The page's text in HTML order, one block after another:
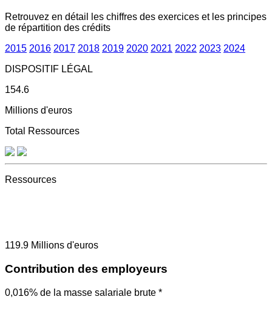
Retrouvez en détail les chiffres des exercices et les principes
de répartition des crédits
2015 2016 2017 2018 2019 2020 2021 2022 2023 2024
DISPOSITIF LÉGAL
154.6
Millions d'euros
Total Ressources
Ressources
119.9 Millions d'euros
Contribution des employeurs
0,016% de la masse salariale brute *